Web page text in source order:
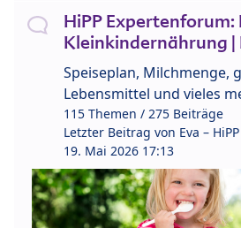
HiPP Expertenforum:
Kleinkindernährung |
Speiseplan, Milchmenge,
Lebensmittel und vieles
115 Themen / 275 Beiträge
Letzter Beitrag von Eva –
19. Mai 2026 17:13